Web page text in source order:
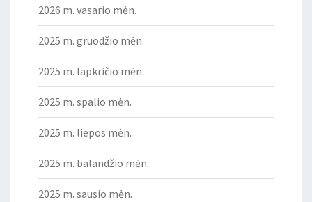
2026 m. vasario mėn.
2025 m. gruodžio mėn.
2025 m. lapkričio mėn.
2025 m. spalio mėn.
2025 m. liepos mėn.
2025 m. balandžio mėn.
2025 m. sausio mėn.